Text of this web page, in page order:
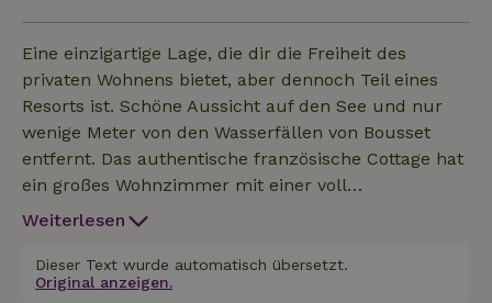
Eine einzigartige Lage, die dir die Freiheit des
privaten Wohnens bietet, aber dennoch Teil eines
Resorts ist. Schöne Aussicht auf den See und nur
wenige Meter von den Wasserfällen von Bousset
entfernt. Das authentische französische Cottage hat
ein großes Wohnzimmer mit einer voll
ausgestatteten Küche. In einem Raum daneben
Wand eingebauten Schränken. Ein separates Bad
und eine Toilette sorgen dafür, dass du während
Weiterlesen
Dieser Text wurde automatisch übersetzt.
Original anzeigen.